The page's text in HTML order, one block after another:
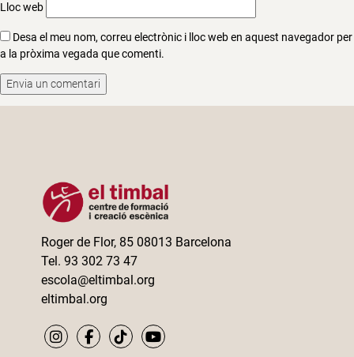
Lloc web
Desa el meu nom, correu electrònic i lloc web en aquest navegador per
a la pròxima vegada que comenti.
Roger de Flor, 85 08013 Barcelona
Tel. 93 302 73 47
escola@eltimbal.org
eltimbal.org